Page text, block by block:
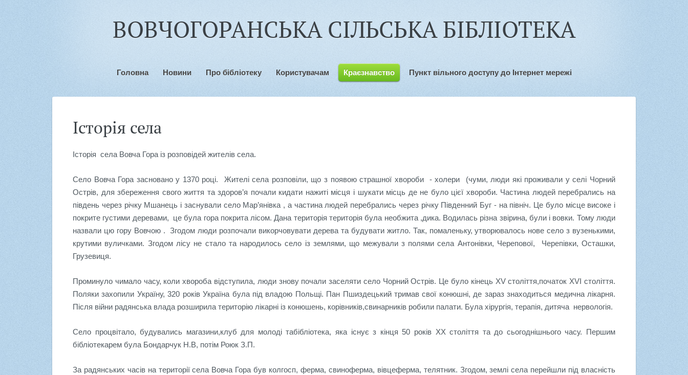
ВОВЧОГОРАНСЬКА СІЛЬСЬКА БІБЛІОТЕКА
Головна Новини Про бібліотеку Користувачам Краєзнавство Пункт вільного доступу до Інтернет мережі
Історія села
Історія села Вовча Гора із розповідей жителів села.
Село Вовча Гора засновано у 1370 році. Жителі села розповіли, що з появою страшної хвороби - холери (чуми, люди які проживали у селі Чорний
Острів, для збереження свого життя та здоров’я почали кидати нажиті місця і шукати місць де не було цієї хвороби. Частина людей перебрались на
південь через річку Мшанець і заснували село Мар’янівка , а частина людей перебрались через річку Південний Буг - на північ. Це було місце високе і
покрите густими деревами, це була гора покрита лісом. Дана територія територія була необжита ,дика. Водилась різна звірина, були і вовки. Тому люди
назвали цю гору Вовчою . Згодом люди розпочали викорчовувати дерева та будувати житло. Так, помаленьку, утворювалось нове село з вузенькими,
крутими вуличками. Згодом лісу не стало та народилось село із землями, що межували з полями села Антонівки, Черепової, Черепівки, Осташки,
Грузевиця.
Проминуло чимало часу, коли хвороба відступила, люди знову почали заселяти село Чорний Острів. Це було кінець XVстоліття,початок XVI століття.
Поляки захопили Україну, 320 років Україна була під владою Польщі. Пан Пшиздецький тримав свої конюшні, де зараз знаходиться медична лікарня.
Після війни радянська влада розширила територію лікарні із конюшень, корівників,свинарників робили палати. Була хірургія, терапія, дитяча нервологія.
Село процвітало, будувались магазини,клуб для молоді табібліотека, яка існує з кінця 50 років XX століття та до сьогоднішнього часу. Першим
бібліотекарем була Бондарчук Н.В, потім Роюк З.П.
За радянських часів на території села Вовча Гора був колгосп, ферма, свиноферма, вівцеферма, телятник. Згодом, землі села перейшли під власність